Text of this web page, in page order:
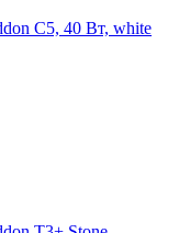
C5, 40 Вт, white